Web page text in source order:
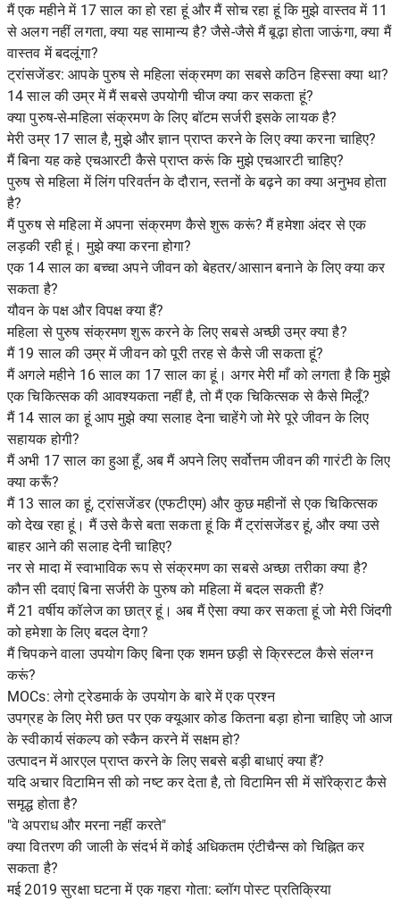
मैं एक महीने में 17 साल का हो रहा हूं और मैं सोच रहा हूं कि मुझे वास्तव में 11
से अलग नहीं लगता, क्या यह सामान्य है? जैसे-जैसे मैं बूढ़ा होता जाऊंगा, क्या मैं
वास्तव में बदलूंगा?
ट्रांसजेंडर: आपके पुरुष से महिला संक्रमण का सबसे कठिन हिस्सा क्या था?
14 साल की उम्र में मैं सबसे उपयोगी चीज क्या कर सकता हूं?
क्या पुरुष-से-महिला संक्रमण के लिए बॉटम सर्जरी इसके लायक है?
मेरी उम्र 17 साल है, मुझे और ज्ञान प्राप्त करने के लिए क्या करना चाहिए?
मैं बिना यह कहे एचआरटी कैसे प्राप्त करूं कि मुझे एचआरटी चाहिए?
पुरुष से महिला में लिंग परिवर्तन के दौरान, स्तनों के बढ़ने का क्या अनुभव होता
है?
मैं पुरुष से महिला में अपना संक्रमण कैसे शुरू करूं? मैं हमेशा अंदर से एक
लड़की रही हूं। मुझे क्या करना होगा?
एक 14 साल का बच्चा अपने जीवन को बेहतर/आसान बनाने के लिए क्या कर
सकता है?
यौवन के पक्ष और विपक्ष क्या हैं?
महिला से पुरुष संक्रमण शुरू करने के लिए सबसे अच्छी उम्र क्या है?
मैं 19 साल की उम्र में जीवन को पूरी तरह से कैसे जी सकता हूं?
मैं अगले महीने 16 साल का 17 साल का हूं। अगर मेरी माँ को लगता है कि मुझे
एक चिकित्सक की आवश्यकता नहीं है, तो मैं एक चिकित्सक से कैसे मिलूँ?
मैं 14 साल का हूं आप मुझे क्या सलाह देना चाहेंगे जो मेरे पूरे जीवन के लिए
सहायक होगी?
मैं अभी 17 साल का हुआ हूँ, अब मैं अपने लिए सर्वोत्तम जीवन की गारंटी के लिए
क्या करूँ?
मैं 13 साल का हूं, ट्रांसजेंडर (एफटीएम) और कुछ महीनों से एक चिकित्सक
को देख रहा हूं। मैं उसे कैसे बता सकता हूं कि मैं ट्रांसजेंडर हूं, और क्या उसे
बाहर आने की सलाह देनी चाहिए?
नर से मादा में स्वाभाविक रूप से संक्रमण का सबसे अच्छा तरीका क्या है?
कौन सी दवाएं बिना सर्जरी के पुरुष को महिला में बदल सकती हैं?
मैं 21 वर्षीय कॉलेज का छात्र हूं। अब मैं ऐसा क्या कर सकता हूं जो मेरी जिंदगी
को हमेशा के लिए बदल देगा?
मैं चिपकने वाला उपयोग किए बिना एक शमन छड़ी से क्रिस्टल कैसे संलग्न
करूं?
MOCs: लेगो ट्रेडमार्क के उपयोग के बारे में एक प्रश्न
उपग्रह के लिए मेरी छत पर एक क्यूआर कोड कितना बड़ा होना चाहिए जो आज
के स्वीकार्य संकल्प को स्कैन करने में सक्षम हो?
उत्पादन में आरएल प्राप्त करने के लिए सबसे बड़ी बाधाएं क्या हैं?
यदि अचार विटामिन सी को नष्ट कर देता है, तो विटामिन सी में सॉरेक्राट कैसे
समृद्ध होता है?
"वे अपराध और मरना नहीं करते"
क्या वितरण की जाली के संदर्भ में कोई अधिकतम एंटीचैन्स को चिह्नित कर
सकता है?
मई 2019 सुरक्षा घटना में एक गहरा गोता: ब्लॉग पोस्ट प्रतिक्रिया